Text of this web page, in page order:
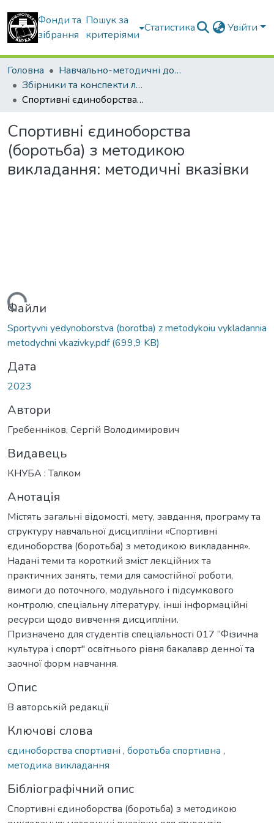
Фонди та
зібрання
Пошук за
критеріями
Статистика Увійти
Головна
Навчально-методичні документи
Збірники та конспекти лекцій
Спортивні єдиноборства (боротьба) з методикою викладання: методичні вказівки
Спортивні єдиноборства
(боротьба) з методикою
викладання: методичні вказівки
Файли
Sportyvni yedynoborstva (borotba) z metodykoiu vykladannia
metodychni vkazivky.pdf(699,9 KB)
Дата
2023
Автори
Гребенніков, Сергій Володимирович
Видавець
КНУБА : Талком
Анотація
Містять загальні відомості, мету, завдання, програму та
структуру навчальної дисципліни «Спортивні
єдиноборства (боротьба) з методикою викладання».
Надані теми та короткий зміст лекційних та
практичних занять, теми для самостійної роботи,
вимоги до поточного, модульного і підсумкового
контролю, спеціальну літературу, інші інформаційні
ресурси щодо вивчення дисципліни.
Призначено для студентів спеціальності 017 “Фізична
культура і спорт" освітнього рівня бакалавр денної та
заочної форм навчання.
Опис
В авторській редакції
Ключові слова
єдиноборства спортивні , боротьба спортивна ,
методика викладання
Бібліографічний опис
Спортивні єдиноборства (боротьба) з методикою